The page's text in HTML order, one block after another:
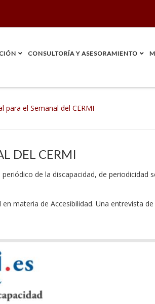
CONSULTORÍA Y ASESORAMIENTO
para el Semanal del CERMI
DEL CERMI
de la discapacidad, de periodicidad
materia de Accesibilidad. Una entrevista